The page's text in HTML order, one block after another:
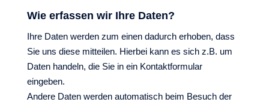
Wie erfassen wir Ihre Daten?
Ihre Daten werden zum einen dadurch erhoben, dass
Sie uns diese mitteilen. Hierbei kann es sich z.B. um
Daten handeln, die Sie in ein Kontaktformular
eingeben.
Andere Daten werden automatisch beim Besuch der